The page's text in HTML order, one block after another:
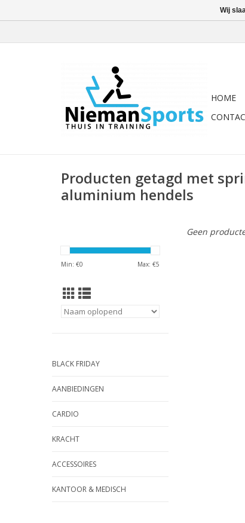
HOME
Producten getagd met
aluminium hendels
Min: €0 Max: €5
BLACK FRIDAY
AANBIEDINGEN
CARDIO
KRACHT
ACCESSOIRES
KANTOOR & MEDISCH
Geen
Wij